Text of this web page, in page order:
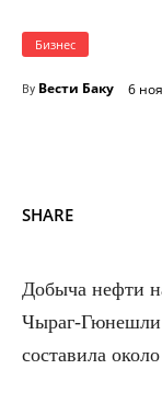
Бизнес
By Вести Баку 6
SHARE
Добыча нефти
Чыраг-Гюнешли
составила